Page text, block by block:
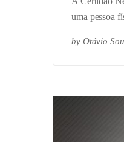
uma pessoa
by Otávio